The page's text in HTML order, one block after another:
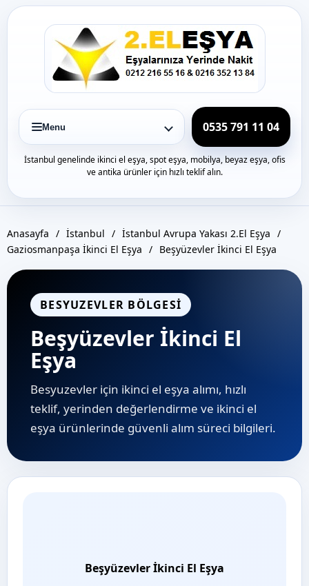
Icerige
Menu 0535 791 11 04
İstanbul genelinde ikinci el eşya, spot eşya, mobilya, beyaz eşya, ofis
ve antika ürünler için hızlı teklif alın.
Anasayfa / İstanbul / İstanbul Avrupa Yakası 2.El Eşya /
Gaziosmanpaşa İkinci El Eşya / Beşyüzevler İkinci El Eşya
BESYUZEVLER BÖLGESI
Beşyüzevler İkinci El
Eşya
Besyuzevler için ikinci el eşya alımı, hızlı
teklif, yerinden değerlendirme ve i̇kinci el
eşya ürünlerinde güvenli alım süreci bilgileri.
Beşyüzevler İkinci El Eşya